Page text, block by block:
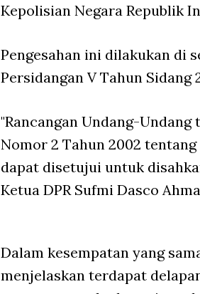
Kepolisian Negara Republik
Pengesahan ini dilakukan di
Persidangan V Tahun
"Rancangan Undang-
Nomor 2 Tahun 2002
dapat disetujui untuk
Ketua DPR Sufmi Dasco
Dalam kesempatan yang
menjelaskan terdapat